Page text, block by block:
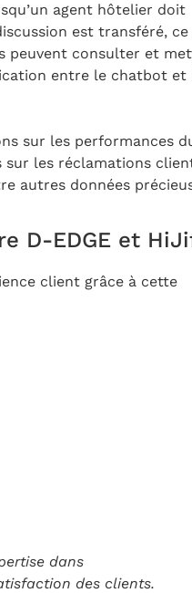
agent hôtelier doit
est transféré, ce
peuvent consulter et
entre le chatbot et
sur les performances
les réclamations
autres données
D-EDGE et
client grâce à cette
dans
des clients.